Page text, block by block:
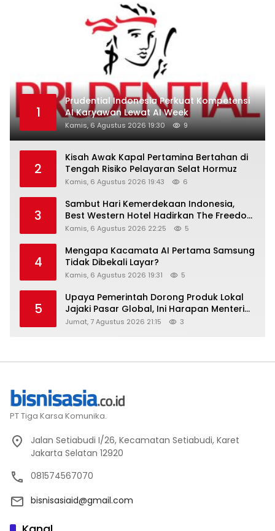
1
Prudential Indonesia Perkuat Kompetensi
AI Karyawan Lewat AI Week
Kamis, 6 Agustus 2026 19:30 9
2
Kisah Awak Kapal Pertamina Bertahan di
Tengah Risiko Pelayaran Selat Hormuz
Kamis, 6 Agustus 2026 19:43 6
3
Sambut Hari Kemerdekaan Indonesia,
Best Western Hotel Hadirkan The Freedom
Stay Diskon Hingga 45%
Kamis, 6 Agustus 2026 22:25 5
4
Mengapa Kacamata AI Pertama Samsung
Tidak Dibekali Layar?
Kamis, 6 Agustus 2026 19:31 5
5
Upaya Pemerintah Dorong Produk Lokal
Jajaki Pasar Global, Ini Harapan Menteri
Perindustrian RI Lewat ILT dan IGT Expo
Jumat, 7 Agustus 2026 21:15 3
PT Tiga Karsa Komunika.
Jalan Setiabudi I/26, Kecamatan Setiabudi, Karet
Jakarta Selatan 12920
081574567070
bisnisasiaid@gmail.com